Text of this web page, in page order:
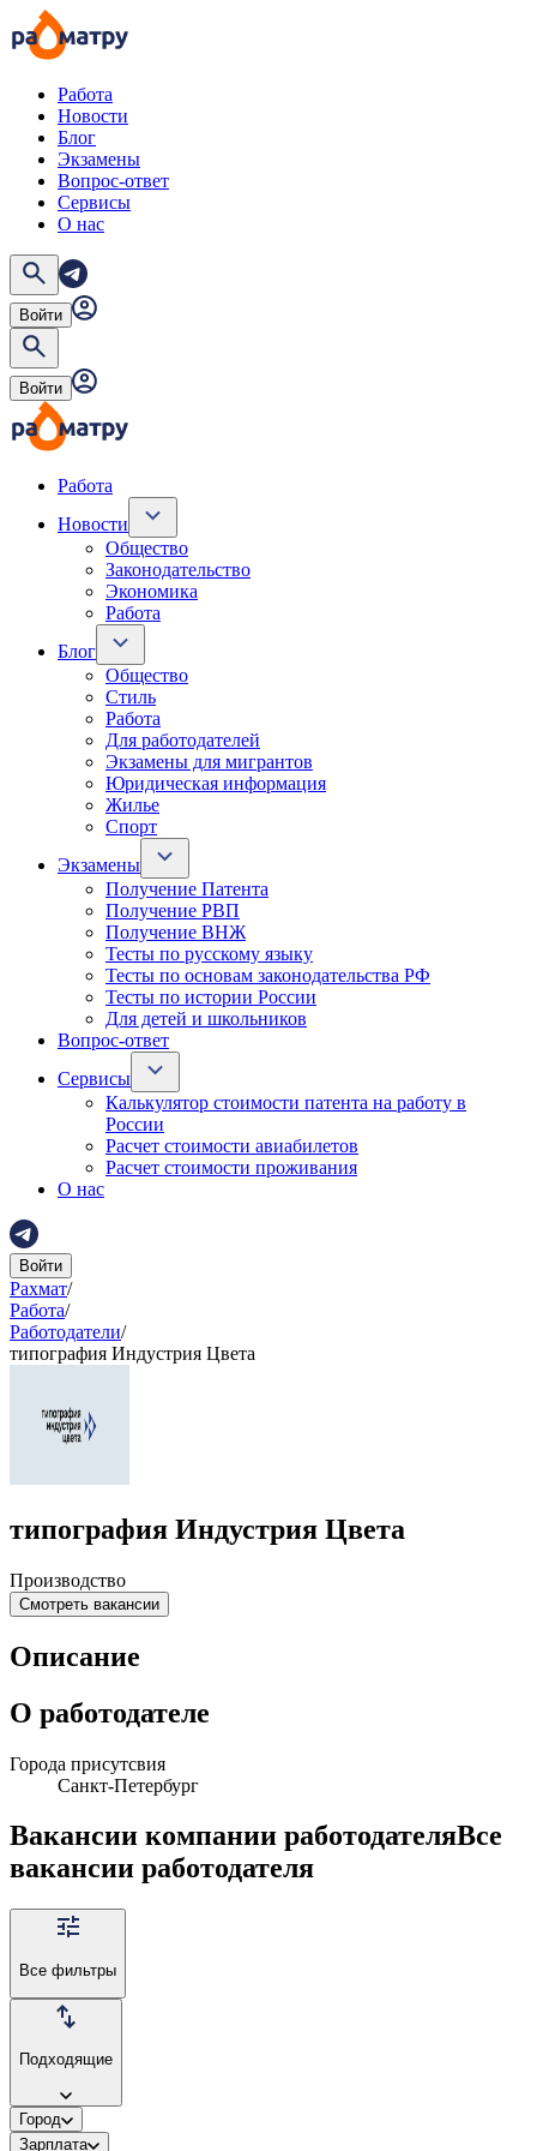
Работа
Новости
Блог
Экзамены
Вопрос-ответ
Сервисы
О нас
Войти
Войти
Работа
Новости
Общество
Законодательство
Экономика
Работа
Блог
Общество
Стиль
Работа
Для работодателей
Экзамены для мигрантов
Юридическая информация
Жилье
Спорт
Экзамены
Получение Патента
Получение РВП
Получение ВНЖ
Тесты по русскому языку
Тесты по основам законодательства РФ
Тесты по истории России
Для детей и школьников
Вопрос-ответ
Сервисы
Калькулятор стоимости патента на работу в
России
Расчет стоимости авиабилетов
Расчет стоимости проживания
О нас
Войти
Рахмат/
Работа/
Работодатели/
типография Индустрия Цвета
типография Индустрия Цвета
Производство
Смотреть вакансии
Описание
О работодателе
Города присутсвия
Санкт-Петербург
Вакансии компании работодателяВсе
вакансии работодателя
Все фильтры
Подходящие
Город
Зарплата